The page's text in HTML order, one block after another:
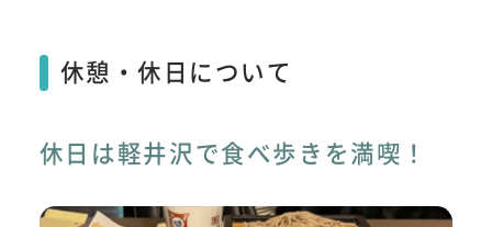
休憩・休日について
休日は軽井沢で食べ歩きを満喫！